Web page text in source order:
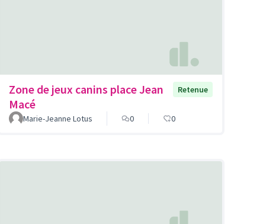
Zone de jeux canins place Jean
Macé
Retenue
Marie-Jeanne Lotus 0 0